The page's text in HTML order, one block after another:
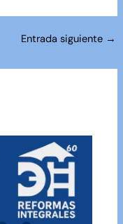
Entrada siguiente →